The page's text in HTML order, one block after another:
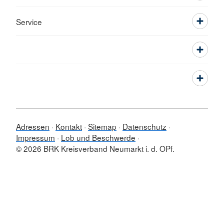
Service
Adressen Kontakt Sitemap
Datenschutz
Impressum
Lob und Beschwerde
© 2026 BRK Kreisverband Neumarkt i. d. OPf.